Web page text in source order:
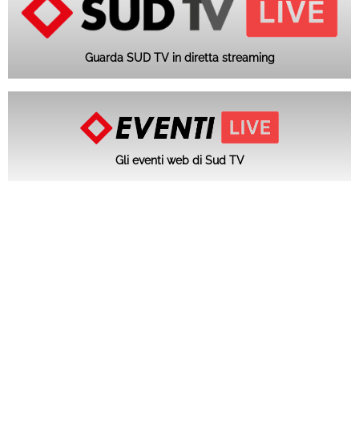
Guarda SUD TV in diretta streaming
Gli eventi web di Sud TV